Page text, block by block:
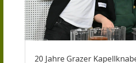
20 Jahre Grazer